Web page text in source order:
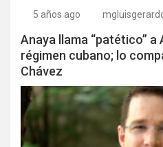
5 años ago
Anaya llama “patético” a
régimen cubano; lo
Chávez